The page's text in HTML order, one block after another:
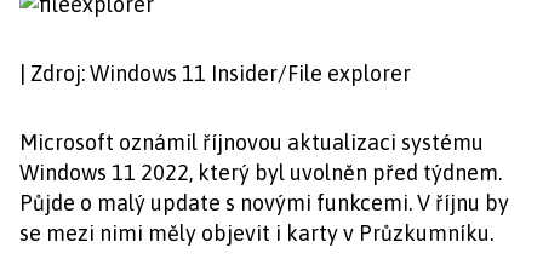
| Zdroj: Windows 11 Insider/File explorer
Microsoft oznámil říjnovou aktualizaci systému
Windows 11 2022, který byl uvolněn před týdnem.
Půjde o malý update s novými funkcemi. V říjnu by
se mezi nimi měly objevit i karty v Průzkumníku.